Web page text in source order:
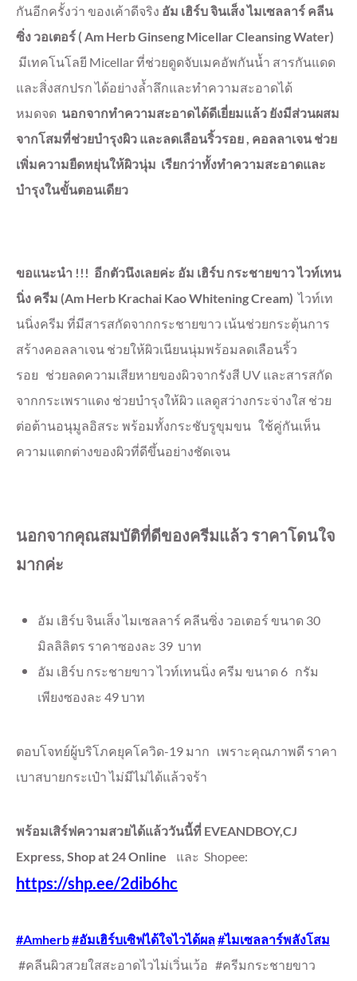
กันอีกครั้งว่า ของเค้าดีจริง อัม เฮิร์บ จินเส็ง ไมเซลลาร์ คลีน
ซิ่ง วอเตอร์ ( Am Herb Ginseng Micellar Cleansing Water)
มีเทคโนโลยี Micellar ที่ช่วยดูดจับเมคอัพกันน้ำ สารกันแดด
และสิ่งสกปรก ได้อย่างล้ำลึกและทำความสะอาดได้
หมดจด นอกจากทำความสะอาดได้ดีเยี่ยมแล้ว ยังมีส่วนผสม
จากโสมที่ช่วยบำรุงผิว และลดเลือนริ้วรอย , คอลลาเจน ช่วย
เพิ่มความยืดหยุ่นให้ผิวนุ่ม เรียกว่าทั้งทำความสะอาดและ
บำรุงในขั้นตอนเดียว
ขอแนะนำ !!! อีกตัวนึงเลยค่ะ อัม เฮิร์บ กระชายขาว ไวท์เทน
นิ่ง ครีม (Am Herb Krachai Kao Whitening Cream)ไวท์เท
นนิ่งครีม ที่มีสารสกัดจากกระชายขาว เน้นช่วยกระตุ้นการ
สร้างคอลลาเจน ช่วยให้ผิวเนียนนุ่มพร้อมลดเลือนริ้ว
รอย ช่วยลดความเสียหายของผิวจากรังสี UV และสารสกัด
จากกระเพราแดง ช่วยบำรุงให้ผิว แลดูสว่างกระจ่างใส ช่วย
ต่อต้านอนุมูลอิสระ พร้อมทั้งกระชับรูขุมขน ใช้คู่กันเห็น
ความแตกต่างของผิวที่ดีขึ้นอย่างชัดเจน
นอกจากคุณสมบัติที่ดีของครีมแล้ว ราคาโดนใจ
มากค่ะ
อัม เฮิร์บ จินเส็ง ไมเซลลาร์ คลีนซิ่ง วอเตอร์ ขนาด 30
มิลลิลิตร ราคาซองละ 39 บาท
อัม เฮิร์บ กระชายขาว ไวท์เทนนิ่ง ครีม ขนาด 6 กรัม
เพียงซองละ 49 บาท
ตอบโจทย์ผู้บริโภคยุคโควิด-19 มาก เพราะคุณภาพดี ราคา
เบาสบายกระเป๋า ไม่มีไม่ได้แล้วจร้า
พร้อมเสิร์ฟความสวยได้แล้ววันนี้ที่ EVEANDBOY,CJ
Express, Shop at 24 Online และ Shopee:
https://shp.ee/2dib6hc
#Amherb#อัมเฮิร์บเซิฟได้ใจไวได้ผล#ไมเซลลาร์พลังโสม
#คลีนผิวสวยใสสะอาดไวไม่เวิ่นเว้อ #ครีมกระชายขาว